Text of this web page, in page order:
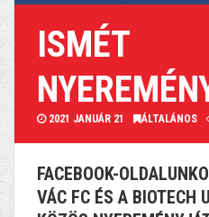
ISMÉT
2021 JANUÁR 21 ÁLTALÁNOS
FACEBOOK-
VÁC FC ÉS A BIOTECH
MÉDIA